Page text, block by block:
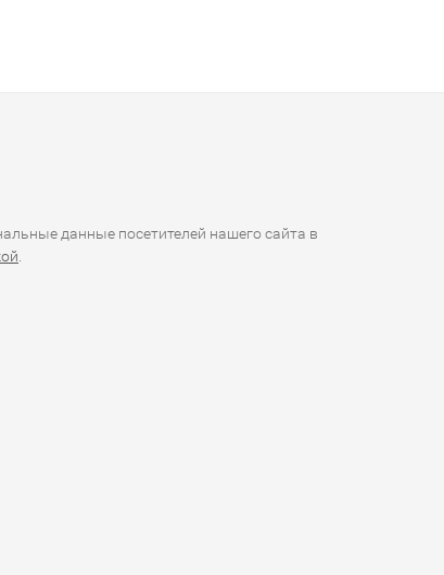
данные посетителей нашего сайта в